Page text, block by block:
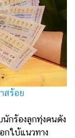
สร้อย
กร้องลูกทุ่งคนดัง
กใบ้แนวทาง